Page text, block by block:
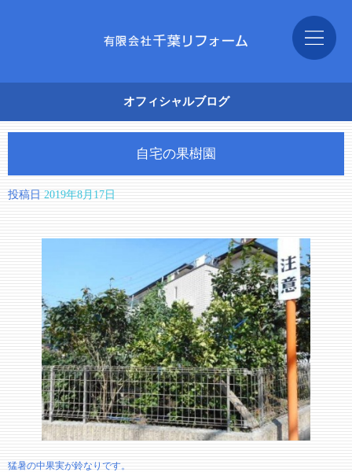
オフィシャルブログ
自宅の果樹園
投稿日 2019年8月17日
猛暑の中果実が鈴なりです。